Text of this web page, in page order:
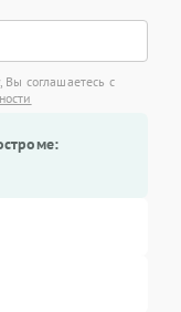
Вы соглашаетесь с